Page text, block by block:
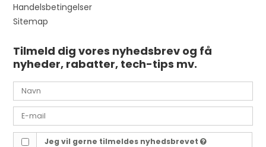
Handelsbetingelser
Sitemap
Tilmeld dig vores nyhedsbrev og få
nyheder, rabatter, tech-tips mv.
Jeg vil gerne tilmeldes nyhedsbrevet